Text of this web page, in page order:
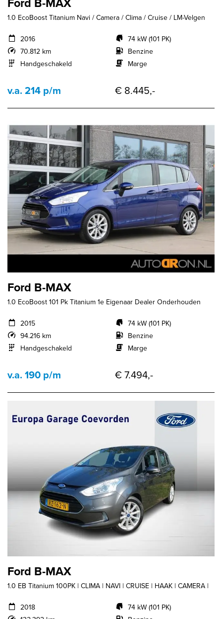
1.0 EcoBoost Titanium Navi / Camera / Clima / Cruise / LM-Velgen
2016
70.812 km
Handgeschakeld
74 kW (101 PK)
Benzine
Marge
v.a. 214 p/m € 8.445,-
Ford B-MAX
1.0 EcoBoost 101 Pk Titanium 1e Eigenaar Dealer Onderhouden
2015
94.216 km
Handgeschakeld
74 kW (101 PK)
Benzine
Marge
v.a. 190 p/m € 7.494,-
Ford B-MAX
1.0 EB Titanium 100PK | CLIMA | NAVI | CRUISE | HAAK | CAMERA |
2018
74 kW (101 PK)